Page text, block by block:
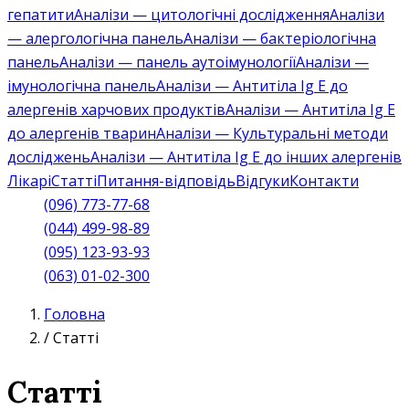
гепатитиАналізи — цитологічні дослідженняАналізи
— алергологічна панельАналізи — бактеріологічна
панельАналізи — панель аутоімунологіїАналізи —
імунологічна панельАналізи — Антитіла Ig E до
алергенів харчових продуктівАналізи — Антитіла Ig E
до алергенів тваринАналізи — Культуральні методи
дослідженьАналізи — Антитіла Ig E до інших алергенів
ЛікаріСтаттіПитання-відповідьВідгукиКонтакти
(096) 773-77-68
(044) 499-98-89
(095) 123-93-93
(063) 01-02-300
Головна
/Статті
Статті